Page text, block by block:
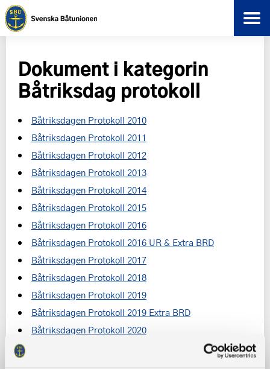
Dokument i kategorin
Båtriksdag protokoll
Båtriksdagen Protokoll 2010
Båtriksdagen Protokoll 2011
Båtriksdagen Protokoll 2012
Båtriksdagen Protokoll 2013
Båtriksdagen Protokoll 2014
Båtriksdagen Protokoll 2015
Båtriksdagen Protokoll 2016
Båtriksdagen Protokoll 2016 UR & Extra BRD
Båtriksdagen Protokoll 2017
Båtriksdagen Protokoll 2018
Båtriksdagen Protokoll 2019
Båtriksdagen Protokoll 2019 Extra BRD
Båtriksdagen Protokoll 2020